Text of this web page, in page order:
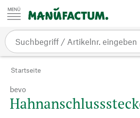
Zum Inhalt springen
Startseite
bevo